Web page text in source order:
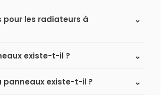
pour les radiateurs à
existe-t-il ?
panneaux existe-t-il ?